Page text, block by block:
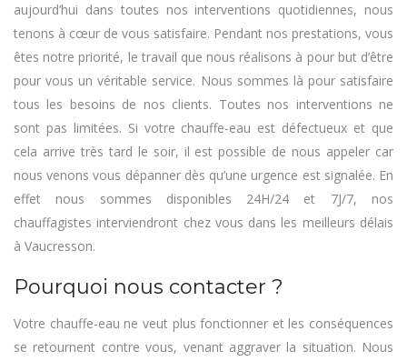
aujourd’hui dans toutes nos interventions quotidiennes, nous
tenons à cœur de vous satisfaire. Pendant nos prestations, vous
êtes notre priorité, le travail que nous réalisons à pour but d’être
pour vous un véritable service. Nous sommes là pour satisfaire
tous les besoins de nos clients. Toutes nos interventions ne
sont pas limitées. Si votre chauffe-eau est défectueux et que
cela arrive très tard le soir, il est possible de nous appeler car
nous venons vous dépanner dès qu’une urgence est signalée. En
effet nous sommes disponibles 24H/24 et 7J/7, nos
chauffagistes interviendront chez vous dans les meilleurs délais
à Vaucresson.
Pourquoi nous contacter ?
Votre chauffe-eau ne veut plus fonctionner et les conséquences
se retournent contre vous, venant aggraver la situation. Nous